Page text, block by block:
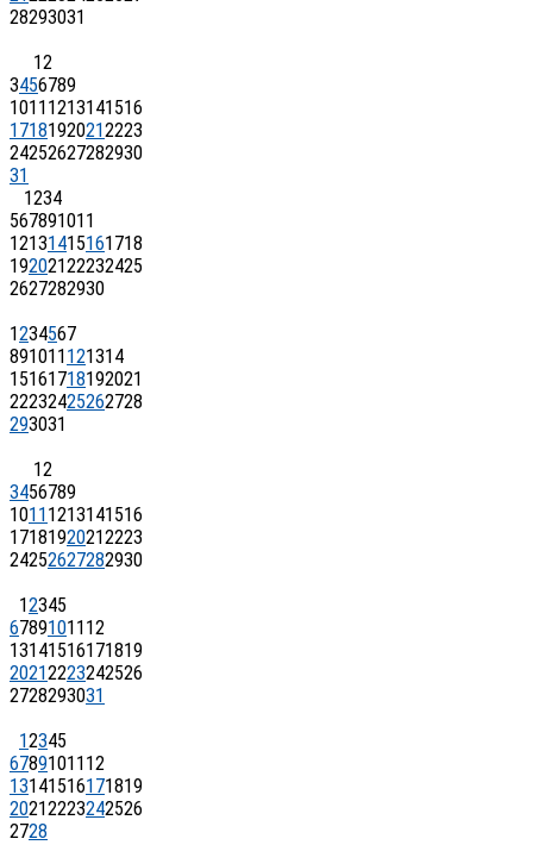
28293031
12
3456789
1011 1213141516
17181920212223
24252627282930
31
1234
567891011
12131415161718
19202122232425
2627282930
1234567
891011 121314
15161718192021
22232425262728
293031
12
3456789
1011 1213141516
17181920212223
24252627282930
12345
67891011 12
13141516171819
20212223242526
2728293031
12345
67891011 12
13141516171819
20212223242526
2728